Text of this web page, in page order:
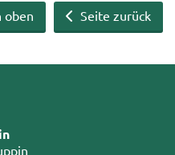
Seite zurück
oben